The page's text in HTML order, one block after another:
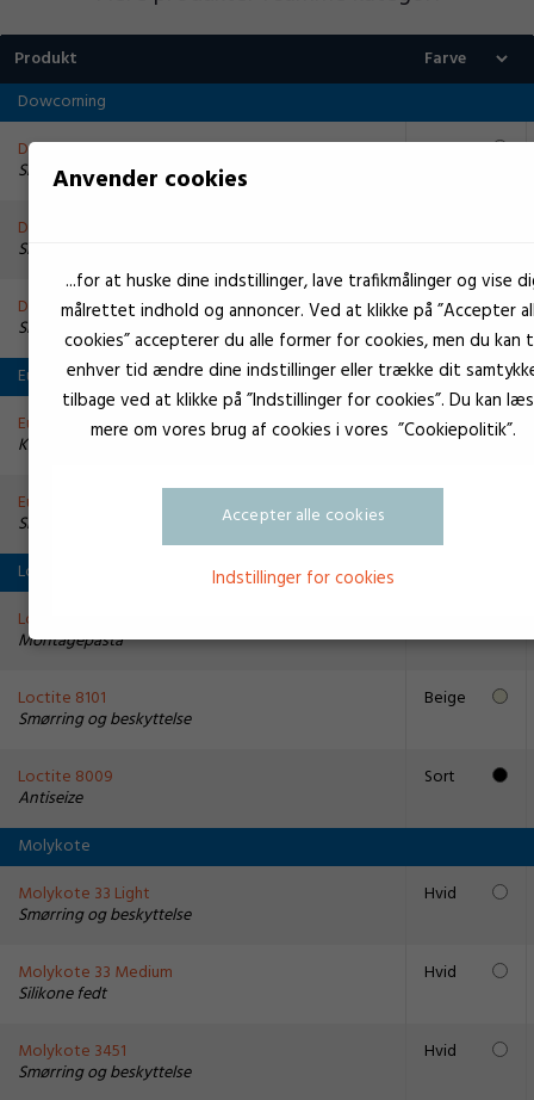
Produkt
Dowcorning
Dow Corning heat Zink 340
Smørring og beskyttelse
Hvid
DC4 - MS4 silikone compound
Silikone fedt
DOW High vacum grease
Silikone fedt
Hvid
EuroLock
EuroLock #267 Kædespray Teflon
Kædefedt
Hvid
EuroLock 510
Smørring og beskyttelse
Loctite
Loctite spray 8154
Montagepasta
Loctite 8101
Smørring og beskyttelse
Beige
Loctite 8009
Antiseize
Sort
Molykote
Molykote 33 Light
Smørring og beskyttelse
Hvid
Molykote 33 Medium
Silikone fedt
Hvid
Molykote 3451
Smørring og beskyttelse
Hvid
Anvender cookies
...for at huske dine indstillinger, lave trafikmålinger og vise
målrettet indhold og annoncer. Ved at klikke på ”Accepter
cookies” accepterer du alle former for cookies, men du kan
enhver tid ændre dine indstillinger eller trække dit
tilbage ved at klikke på ”Indstillinger for cookies”. Du kan
mere om vores brug af cookies i vores ”Cookiepolitik”.
Accepter alle cookies
Indstillinger for cookies